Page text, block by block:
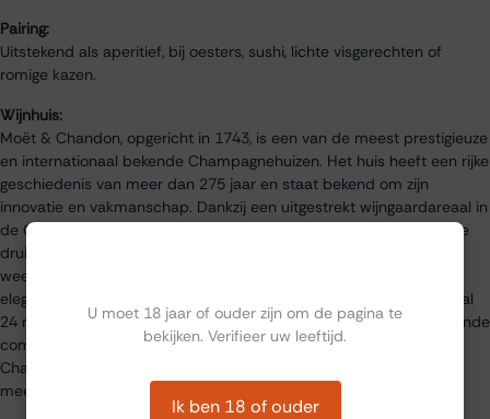
Pairing:
Uitstekend als aperitief, bij oesters, sushi, lichte visgerechten of
romige kazen.
Wijnhuis:
Moët & Chandon, opgericht in 1743, is een van de meest prestigieuze
en internationaal bekende Champagnehuizen. Het huis heeft een rijke
geschiedenis van meer dan 275 jaar en staat bekend om zijn
innovatie en vakmanschap. Dankzij een uitgestrekt wijngaardareaal in
de Champagne-regio heeft Moët & Chandon toegang tot de beste
druiven en terroirs. De Brut Impérial, hun meest iconische cuvée,
weerspiegelt perfect de signatuurstijl van het huis: fris, fruitig en
elegant. Door een zorgvuldige vinificatie en een rijping van minimaal
24 maanden behoudt deze Champagne zijn levendigheid en verfijnde
complexiteit. Als symbool van luxe en feestelijkheid wordt Moët &
Chandon Brut Impérial wereldwijd geprezen en geschonken bij de
meest bijzondere gelegenheden.
U moet 18 jaar of ouder zijn om de pagina te
bekijken. Verifieer uw leeftijd.
Ik ben 18 of ouder